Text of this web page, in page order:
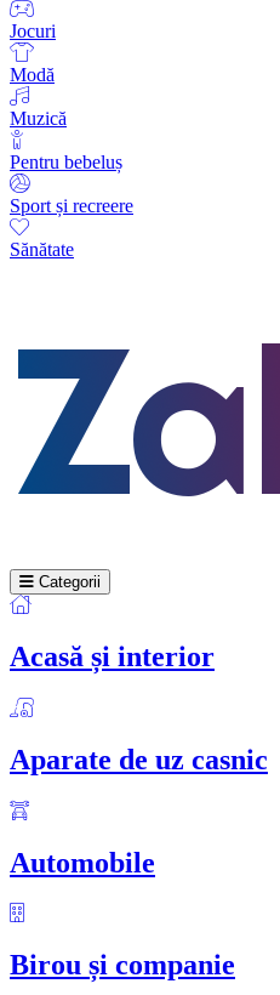
Jocuri
Modă
Muzică
Pentru bebeluș
Sport și recreere
Sănătate
Categorii
Acasă și interior
Aparate de uz casnic
Automobile
Birou și companie